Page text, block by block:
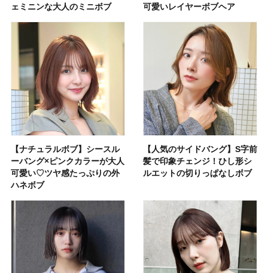
ェミニンな大人のミニボブ
可愛いレイヤーボブヘア
【ナチュラルボブ】シースル
ーバング×ピンクカラーが大人
可愛い♡ツヤ感たっぷりの外
ハネボブ
【人気のサイドバング】S字前
髪で印象チェンジ！ひし形シ
ルエットの切りっぱなしボブ